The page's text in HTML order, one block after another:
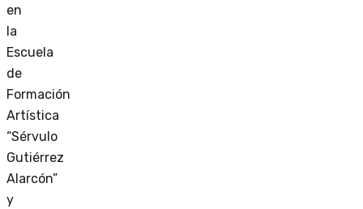
en
la
Escuela
de
Formación
Artística
“Sérvulo
Gutiérrez
Alarcón”
y